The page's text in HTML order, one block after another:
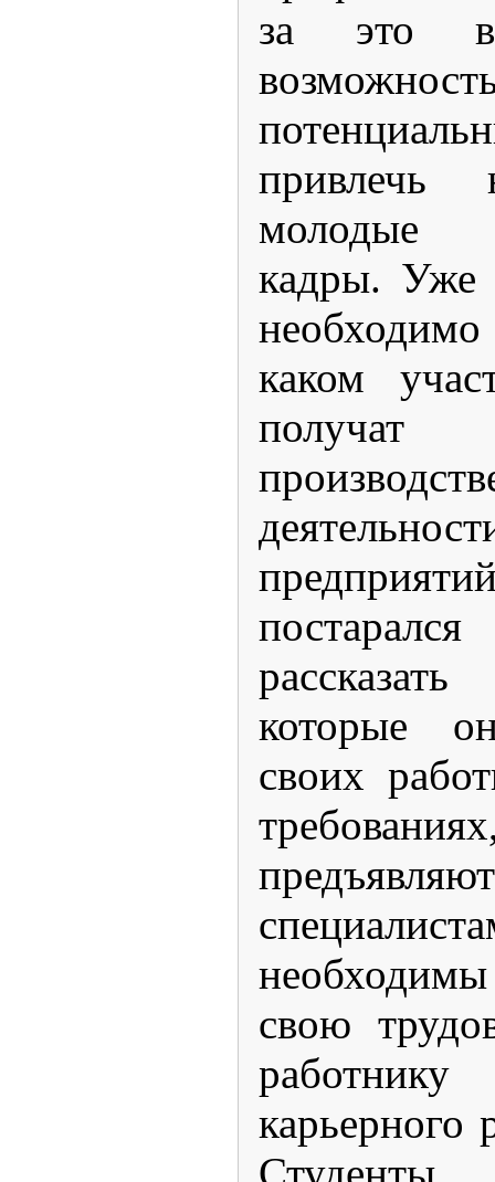
за это
привлечь
молодые
кадры. Уже
необходимо
каком
получат
которые
своих
свою
карьерного